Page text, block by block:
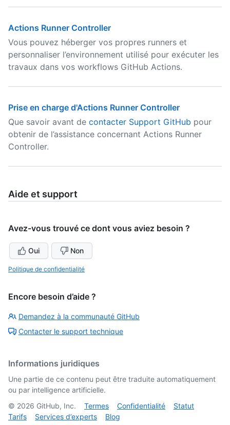
Actions Runner Controller
Vous pouvez héberger vos propres runners et
personnaliser l’environnement utilisé pour exécuter les
travaux dans vos workflows GitHub Actions.
Prise en charge d'Actions Runner Controller
Que savoir avant de contacter Support GitHub pour
obtenir de l’assistance concernant Actions Runner
Controller.
Aide et support
Avez-vous trouvé ce dont vous aviez besoin ?
Oui Non
Politique de confidentialité
Encore besoin d’aide ?
Demandez à la communauté GitHub
Contacter le support technique
Informations juridiques
Une partie de ce contenu peut être traduite automatiquement
ou par intelligence artificielle.
© 2026 GitHub, Inc. Termes Confidentialité
Statut
Tarifs
Services d’experts Blog